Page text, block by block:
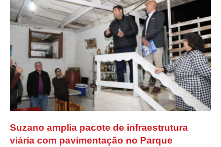
Suzano amplia pacote de infraestrutura
viária com pavimentação no Parque